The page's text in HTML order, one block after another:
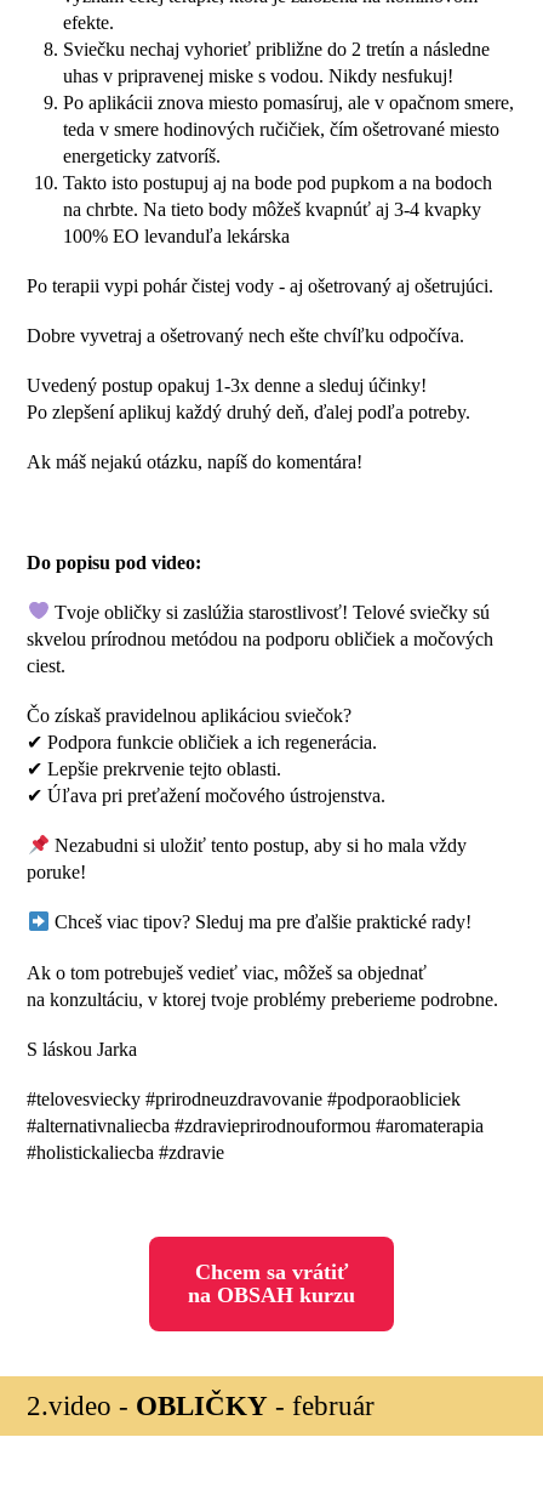
efekte.
Sviečku nechaj vyhorieť približne do 2 tretín a následne
uhas v pripravenej miske s vodou. Nikdy nesfukuj!
Po aplikácii znova miesto pomasíruj, ale v opačnom smere,
teda v smere hodinových ručičiek, čím ošetrované miesto
energeticky zatvoríš.
Takto isto postupuj aj na bode pod pupkom a na bodoch
na chrbte. Na tieto body môžeš kvapnúť aj 3-4 kvapky
100% EO levanduľa lekárska
Po terapii vypi pohár čistej vody - aj ošetrovaný aj ošetrujúci.
Dobre vyvetraj a ošetrovaný nech ešte chvíľku odpočíva.
Uvedený postup opakuj 1-3x denne a sleduj účinky!
Po zlepšení aplikuj každý druhý deň, ďalej podľa potreby.
Ak máš nejakú otázku, napíš do komentára!
Do popisu pod video:
Tvoje obličky si zaslúžia starostlivosť! Telové sviečky sú
skvelou prírodnou metódou na podporu obličiek a močových
ciest.
Čo získaš pravidelnou aplikáciou sviečok?
✔ Podpora funkcie obličiek a ich regenerácia.
✔ Lepšie prekrvenie tejto oblasti.
✔ Úľava pri preťažení močového ústrojenstva.
Nezabudni si uložiť tento postup, aby si ho mala vždy
poruke!
Chceš viac tipov? Sleduj ma pre ďalšie praktické rady!
Ak o tom potrebuješ vedieť viac, môžeš sa objednať
na konzultáciu, v ktorej tvoje problémy preberieme podrobne.
S láskou Jarka
#telovesviecky #prirodneuzdravovanie #podporaobliciek
#alternativnaliecba #zdravieprirodnouformou #aromaterapia
#holistickaliecba #zdravie
Chcem sa vrátiť
na OBSAH kurzu
2.video - OBLIČKY - február